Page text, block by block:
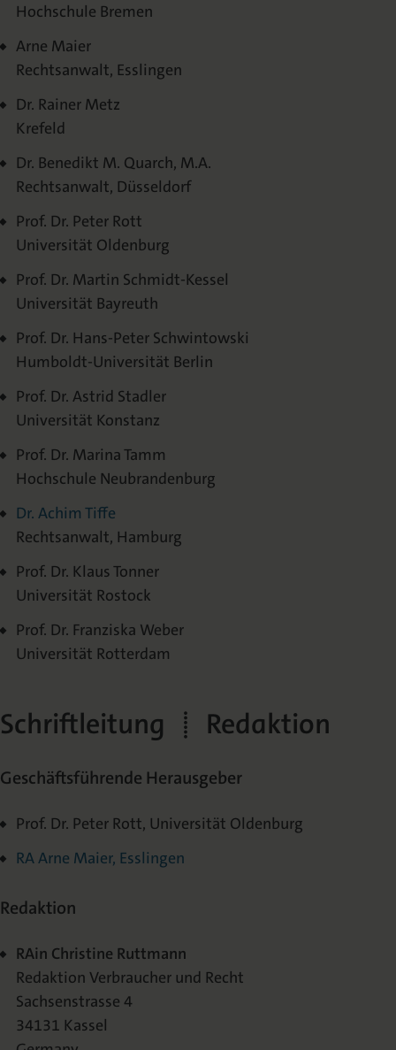
Hochschule Bremen
Arne Maier
Rechtsanwalt, Esslingen
Dr. Rainer Metz
Krefeld
Dr. Benedikt M. Quarch, M.A.
Rechtsanwalt, Düsseldorf
Prof. Dr. Peter Rott
Universität Oldenburg
Prof. Dr. Martin Schmidt-Kessel
Universität Bayreuth
Prof. Dr. Hans-Peter Schwintowski
Humboldt-Universität Berlin
Prof. Dr. Astrid Stadler
Universität Konstanz
Prof. Dr. Marina Tamm
Hochschule Neubrandenburg
Dr. Achim Tiffe
Rechtsanwalt, Hamburg
Prof. Dr. Klaus Tonner
Universität Rostock
Prof. Dr. Franziska Weber
Universität Rotterdam
Schriftleitung | Redaktion
Geschäftsführende Herausgeber
Prof. Dr. Peter Rott, Universität Oldenburg
RA Arne Maier, Esslingen
Redaktion
RAin Christine Ruttmann
Redaktion Verbraucher und Recht
Sachsenstrasse 4
34131 Kassel